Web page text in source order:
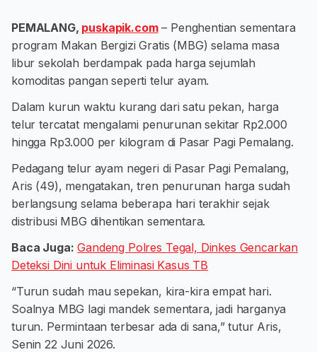
PEMALANG, puskapik.com– Penghentian sementara
program Makan Bergizi Gratis (MBG) selama masa
libur sekolah berdampak pada harga sejumlah
komoditas pangan seperti telur ayam.
Dalam kurun waktu kurang dari satu pekan, harga
telur tercatat mengalami penurunan sekitar Rp2.000
hingga Rp3.000 per kilogram di Pasar Pagi Pemalang.
Pedagang telur ayam negeri di Pasar Pagi Pemalang,
Aris (49), mengatakan, tren penurunan harga sudah
berlangsung selama beberapa hari terakhir sejak
distribusi MBG dihentikan sementara.
Baca Juga: Gandeng Polres Tegal, Dinkes Gencarkan
Deteksi Dini untuk Eliminasi Kasus TB
“Turun sudah mau sepekan, kira-kira empat hari.
Soalnya MBG lagi mandek sementara, jadi harganya
turun. Permintaan terbesar ada di sana,” tutur Aris,
Senin 22 Juni 2026.